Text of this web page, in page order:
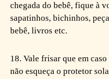
chegada do bebê, fique à
sapatinhos, bichinhos,
bebê, livros etc.
18. Vale frisar que em caso
não esqueça o protetor